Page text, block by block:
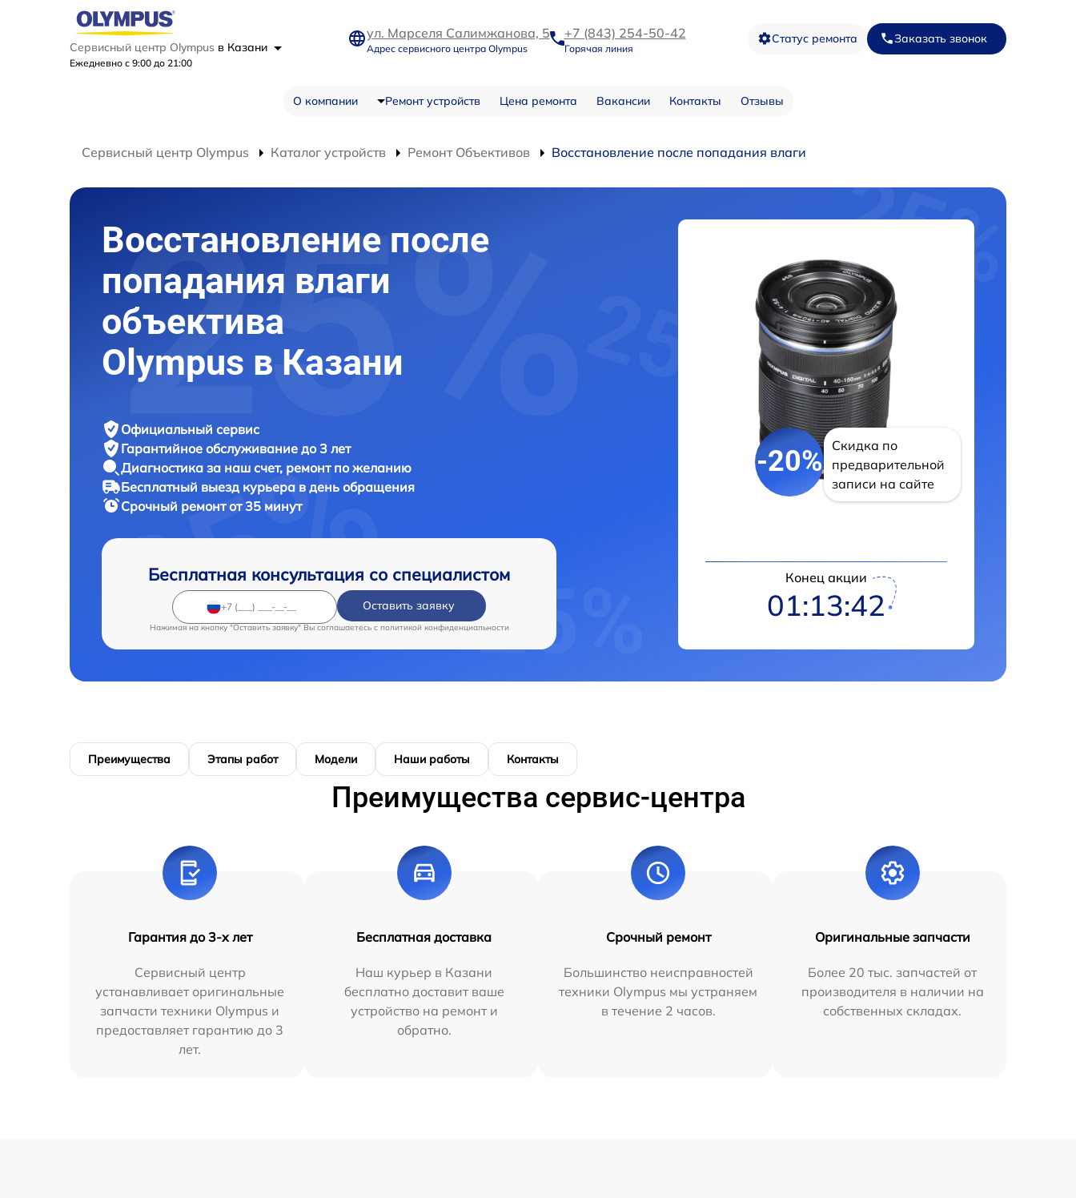
Сервисный центр Olympus в Казани
Ежедневно с 9:00 до 21:00
ул. Марселя Салимжанова, 5
Адрес сервисного центра Olympus
+7 (843) 254-50-42
Горячая линия
Статус ремонта Заказать звонок
О компании Ремонт устройств Цена ремонта Вакансии Контакты Отзывы
Сервисный центр Olympus Каталог устройств Ремонт Объективов Восстановление после попадания влаги
Восстановление после
попадания влаги
объектива
Olympus в Казани
Официальный сервис
Гарантийное обслуживание до 3 лет
Диагностика за наш счет, ремонт по желанию
Бесплатный выезд курьера в день обращения
Срочный ремонтот 35 минут
Бесплатная консультация со специалистом
Оставить заявку
Нажимая на кнопку "Оставить заявку" Вы соглашаетесь c политикой конфиденциальности
-20%
Скидка по
предварительной
записи на сайте
Конец акции
01:13:41
Преимущества Этапы работ Модели Наши работы Контакты
Преимущества сервис-центра
Гарантия до 3-х лет
Сервисный центр
устанавливает оригинальные
запчасти техники Olympus и
предоставляет гарантию до 3
лет.
Бесплатная доставка
Наш курьер в Казани
бесплатно доставит ваше
устройство на ремонт и
обратно.
Срочный ремонт
Большинство неисправностей
техники Olympus мы устраняем
в течение 2 часов.
Оригинальные запчасти
Более 20 тыс. запчастей от
производителя в наличии на
собственных складах.